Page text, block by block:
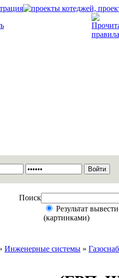
Поиск
Результат
(картинками)
Инженерные системы »